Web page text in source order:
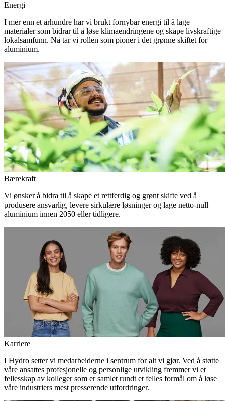
Energi
I mer enn et århundre har vi brukt fornybar energi til å lage
materialer som bidrar til å løse klimaendringene og skape livskraftige
lokalsamfunn. Nå tar vi rollen som pioner i det grønne skiftet for
aluminium.
Bærekraft
Vi ønsker å bidra til å skape et rettferdig og grønt skifte ved å
produsere ansvarlig, levere sirkulære løsninger og lage netto-null
aluminium innen 2050 eller tidligere.
Karriere
I Hydro setter vi medarbeiderne i sentrum for alt vi gjør. Ved å støtte
våre ansattes profesjonelle og personlige utvikling fremmer vi et
fellesskap av kolleger som er samlet rundt et felles formål om å løse
våre industriers mest presserende utfordringer.